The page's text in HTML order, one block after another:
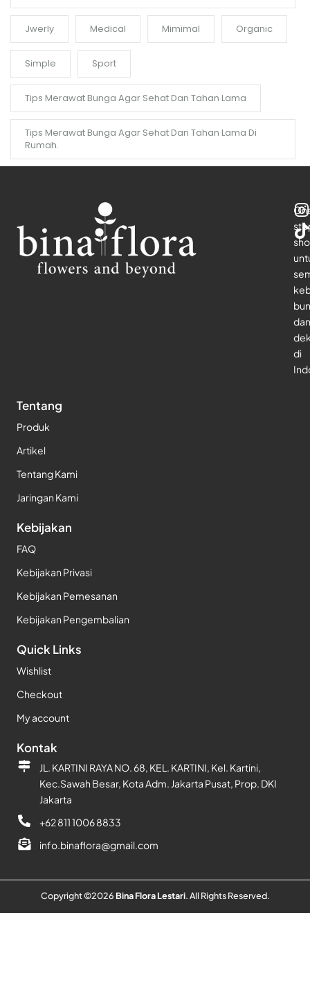
Jwerly Medical Mimimal Organic
Simple Sport
Tips Merawat Bunga Agar Sehat Dan Tahan Lama
Tips Merawat Bunga Agar Sehat Dan Tahan Lama Di
Rumah.
dan
di
Tentang
Produk
Artikel
Tentang Kami
Jaringan Kami
Kebijakan
FAQ
Kebijakan Privasi
Kebijakan Pemesanan
Kebijakan Pengembalian
Quick Links
Wishlist
Checkout
My account
Kontak
JL. KARTINI RAYA NO. 68, KEL. KARTINI, Kel. Kartini,
Kec.Sawah Besar, Kota Adm. Jakarta Pusat, Prop. DKI
Jakarta
+62 811 1006 8833
info.binaflora@gmail.com
Copyright ©2026 Bina Flora Lestari. All Rights Reserved.